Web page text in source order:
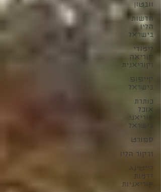
וובטון
חדשות
הליו
בישראל
לימודי
קוריאה
וקוריאנית
קייפופ
בישראל
כותרת
אוכל
קוריאני
בישראל
ספורט
זרקור הליו
רייטינג
דרמות
קוריאניות